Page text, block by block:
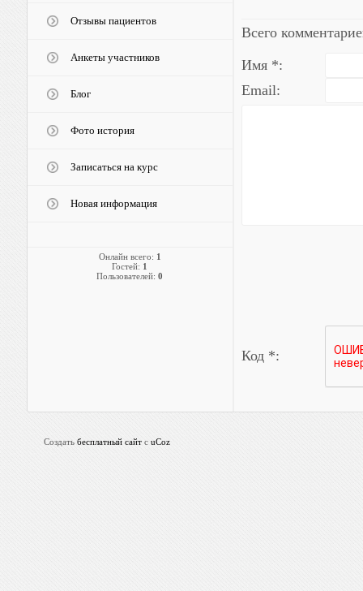
Отзывы пациентов
Анкеты участников
Блог
Фото история
Записаться на курс
Новая информация
Онлайн всего: 1
Гостей: 1
Пользователей: 0
Всего
Имя *:
Email:
Код *:
Создать бесплатный сайт с uCoz